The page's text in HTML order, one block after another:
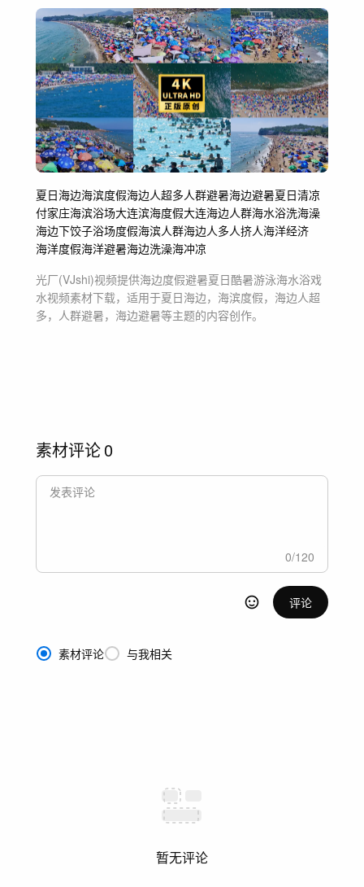
夏日海边海滨度假海边人超多人群避暑海边避暑夏日清凉
付家庄海滨浴场大连滨海度假大连海边人群海水浴洗海澡
海边下饺子浴场度假海滨人群海边人多人挤人海洋经济
海洋度假海洋避暑海边洗澡海冲凉
光厂(VJshi)视频提供海边度假避暑夏日酷暑游泳海水浴戏
水视频素材下载，适用于夏日海边，海滨度假，海边人超
多，人群避暑，海边避暑等主题的内容创作。
素材评论0
0/120
评论
素材评论 与我相关
暂无评论